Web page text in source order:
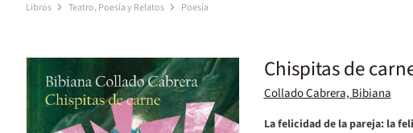
Libros Teatro, Poesía y Relatos Poesía
Chispitas de
Collado Cabrera, Bibiana
La felicidad de la pareja: la